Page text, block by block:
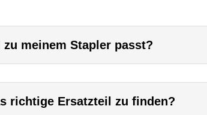
meinem Stapler passt?
richtige Ersatzteil zu finden?